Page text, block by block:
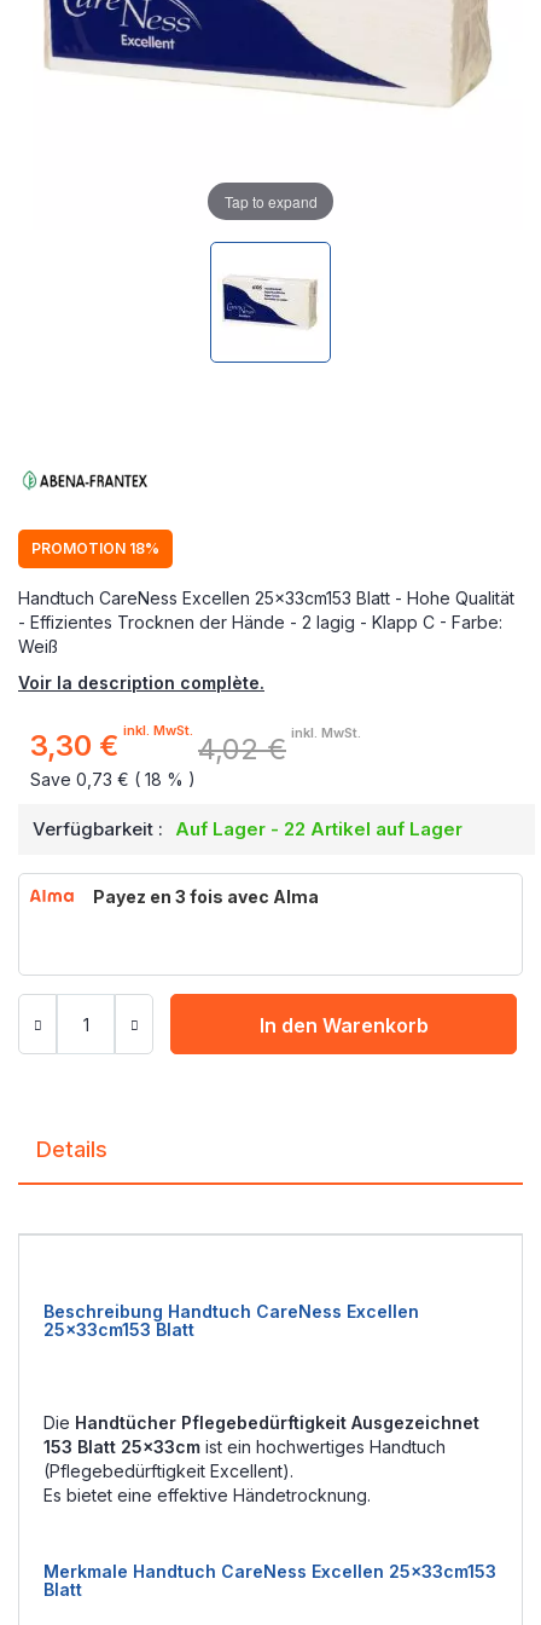
PROMOTION 18%
Handtuch CareNess Excellen 25x33cm153 Blatt - Hohe Qualität
- Effizientes Trocknen der Hände - 2 lagig - Klapp C - Farbe:
Weiß
Voir la description complète.
Sonderpreis
3,30 € inkl. MwSt.
4,02 € inkl. MwSt.
Save 0,73 € ( 18 % )
Verfügbarkeit : Auf Lager - 22 Artikel auf Lager
Payez en 3 fois avec Alma
In den Warenkorb
Tap to expand
Details
Beschreibung Handtuch CareNess Excellen
25x33cm153 Blatt
Die Handtücher Pflegebedürftigkeit Ausgezeichnet
153 Blatt 25x33cm ist ein hochwertiges Handtuch
(Pflegebedürftigkeit Excellent).
Es bietet eine effektive Händetrocknung.
Merkmale Handtuch CareNess Excellen 25x33cm153
Blatt